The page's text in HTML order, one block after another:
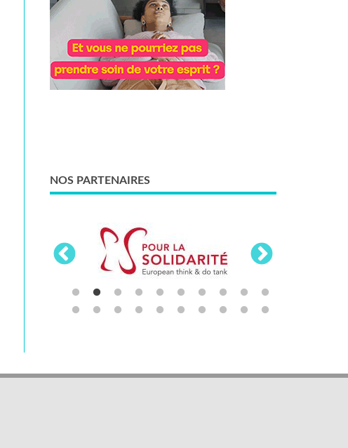
NOS PARTENAIRES